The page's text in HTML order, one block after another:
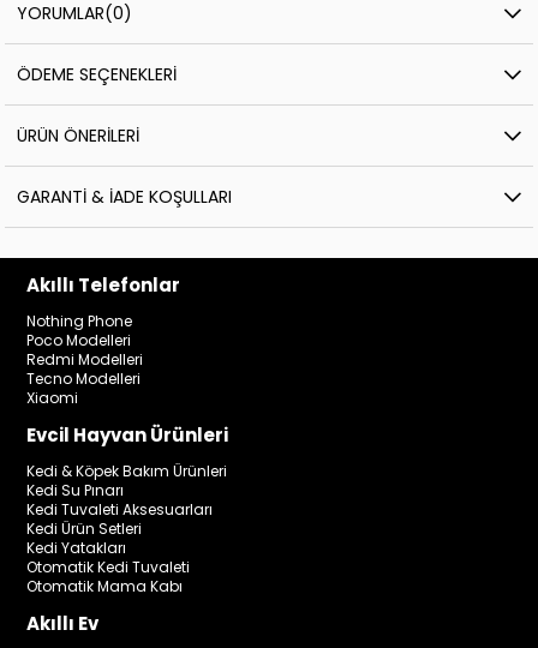
YORUMLAR(0)
ÖDEME SEÇENEKLERI
ÜRÜN ÖNERILERI
GARANTI & İADE KOŞULLARI
Akıllı Telefonlar
Nothing Phone
Poco Modelleri
Redmi Modelleri
Tecno Modelleri
Xiaomi
Evcil Hayvan Ürünleri
Kedi & Köpek Bakım Ürünleri
Kedi Su Pınarı
Kedi Tuvaleti Aksesuarları
Kedi Ürün Setleri
Kedi Yatakları
Otomatik Kedi Tuvaleti
Otomatik Mama Kabı
Akıllı Ev